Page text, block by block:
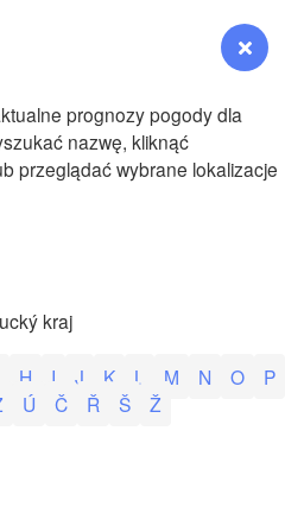
prognozy pogody dla
nazwę, kliknąć
przeglądać wybrane lokalizacje
kraj
H I J K L M N O
P
Ú Č Ř Š Ž
Las Vegas
NEVADA